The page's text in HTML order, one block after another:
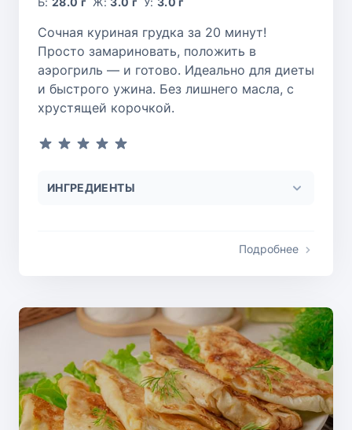
Сочная куриная грудка за 20 минут!
Просто замариновать, положить в
аэрогриль — и готово. Идеально для диеты
и быстрого ужина. Без лишнего масла, с
хрустящей корочкой.
ИНГРЕДИЕНТЫ
Подробнее